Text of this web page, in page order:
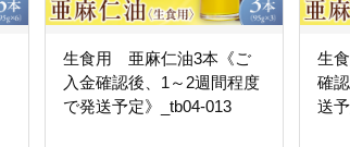
生食用 亜麻仁油3本《ご
入金確認後、1～2週間程度
で発送予定》_tb04-013
生
確
送